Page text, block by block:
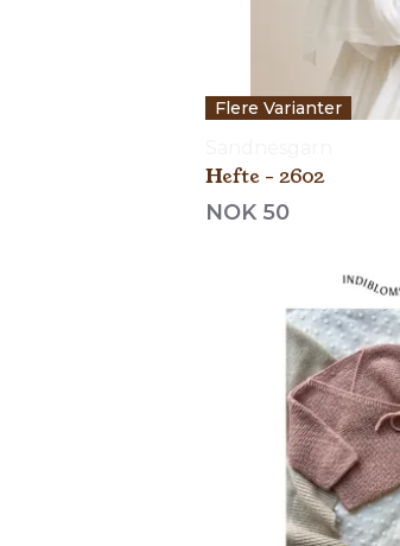
Flere Varianter
Hefte - 2602
NOK 50